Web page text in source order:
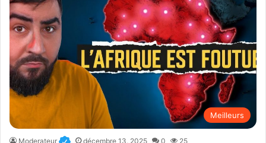
Meilleurs
Moderateur décembre 13, 2025 0 25